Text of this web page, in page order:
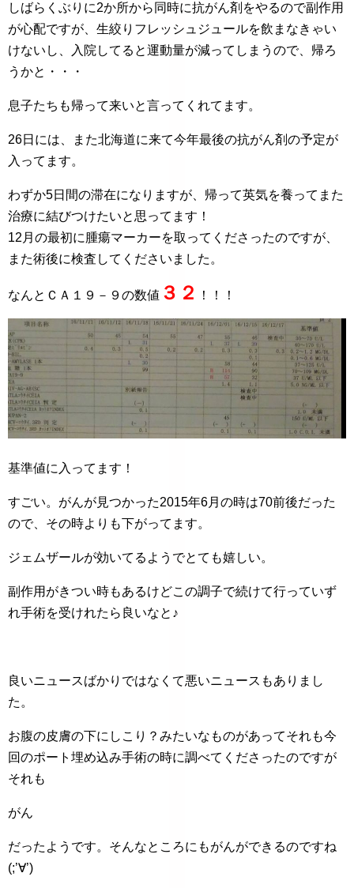
しばらくぶりに2か所から同時に抗がん剤をやるので副作用
が心配ですが、生絞りフレッシュジュールを飲まなきゃい
けないし、入院してると運動量が減ってしまうので、帰ろ
うかと・・・
息子たちも帰って来いと言ってくれてます。
26日には、また北海道に来て今年最後の抗がん剤の予定が
入ってます。
わずか5日間の滞在になりますが、帰って英気を養ってまた
治療に結びつけたいと思ってます！
12月の最初に腫瘍マーカーを取ってくださったのですが、
また術後に検査してくださいました。
なんとＣＡ１９－９の数値 ３２ ！！！
基準値に入ってます！
すごい。がんが見つかった2015年6月の時は70前後だった
ので、その時よりも下がってます。
ジェムザールが効いてるようでとても嬉しい。
副作用がきつい時もあるけどこの調子で続けて行っていず
れ手術を受けれたら良いなと♪
良いニュースばかりではなくて悪いニュースもありまし
た。
お腹の皮膚の下にしこり？みたいなものがあってそれも今
回のポート埋め込み手術の時に調べてくださったのですが
それも
がん
だったようです。そんなところにもがんができるのですね
(;’∀’)